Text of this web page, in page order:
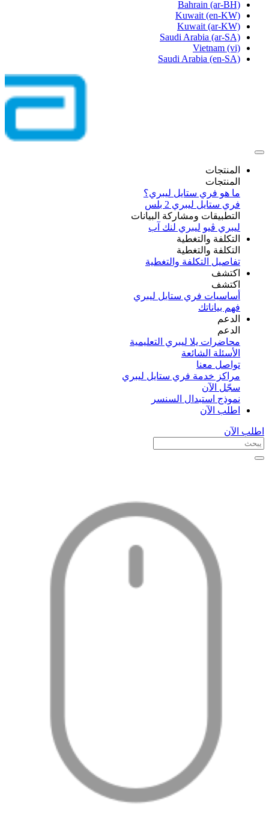
Bahrain (ar-BH)
Kuwait (en-KW)
Kuwait (ar-KW)
Saudi Arabia (ar-SA)
Vietnam (vi)
Saudi Arabia (en-SA)
المنتجات
المنتجات
ما هو فري ستايل ليبري؟
فري ستايل ليبري 2 بلس​
التطبيقات ومشاركة البيانات
ليبري ڤيو ليبري لنك آب
التكلفة والتغطية
التكلفة والتغطية
تفاصيل التكلفة والتغطية
اكتشف​
اكتشف​
أساسيات فري ستايل ليبري
فهم بياناتك
الدعم
الدعم
محاضرات يلا ليبري التعليمية
الأسئلة الشائعة
تواصل معنا
مراكز خدمة فري ستايل ليبري
سجّل الآن​
نموذج استبدال السنسر
اطلب الآن
اطلب الآن